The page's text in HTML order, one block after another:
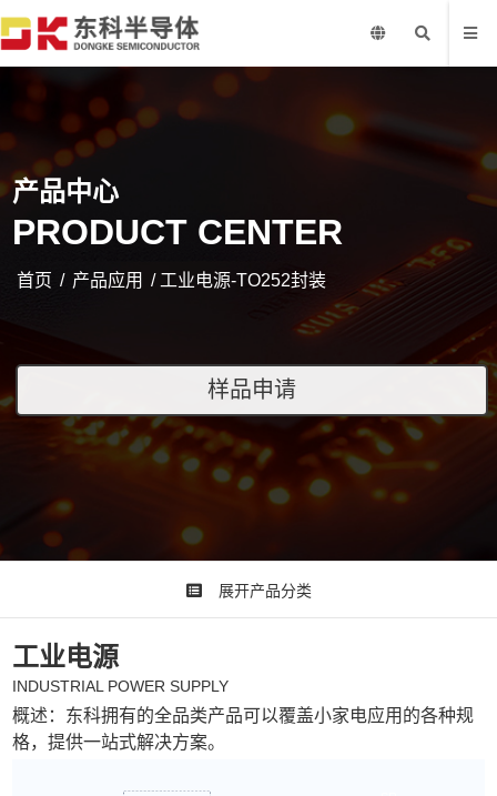
产品中心
PRODUCT CENTER
首页 / 产品应用 / 工业电源-TO252封装
样品申请
展开产品分类
工业电源
INDUSTRIAL POWER SUPPLY
概述：东科拥有的全品类产品可以覆盖小家电应用的各种规
格，提供一站式解决方案。